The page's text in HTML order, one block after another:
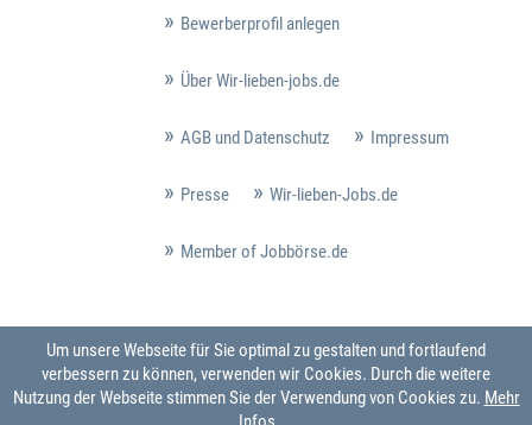
Bewerberprofil anlegen
Über Wir-lieben-jobs.de
AGB und Datenschutz Impressum
Presse Wir-lieben-Jobs.de
Member of Jobbörse.de
Um unsere Webseite für Sie optimal zu gestalten und fortlaufend
verbessern zu können, verwenden wir Cookies. Durch die weitere
Nutzung der Webseite stimmen Sie der Verwendung von Cookies zu. Mehr